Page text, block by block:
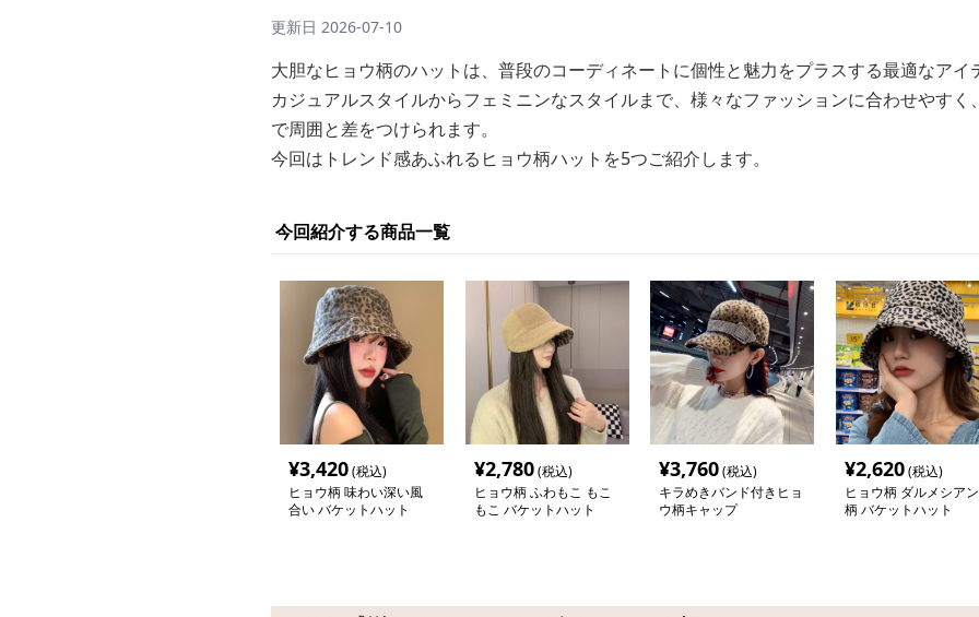
更新日 2026-07-10
大胆なヒョウ柄のハットは、普段のコーディネートに個性と魅力をプラスする最適なアイ
カジュアルスタイルからフェミニンなスタイルまで、様々なファッションに合わせやす
で周囲と差をつけられます。
今回はトレンド感あふれるヒョウ柄ハットを5つご紹介します。
今回紹介する商品一覧
¥3,420(税込)
ヒョウ柄 味わい深い風
合い バケットハット
¥2,780(税込)
ヒョウ柄 ふわもこ もこ
もこ バケットハット
¥3,760(税込)
キラめきバンド付きヒョ
ウ柄キャップ
¥2,620(税込)
ヒョウ柄 ダルメシアン
柄 バケットハット